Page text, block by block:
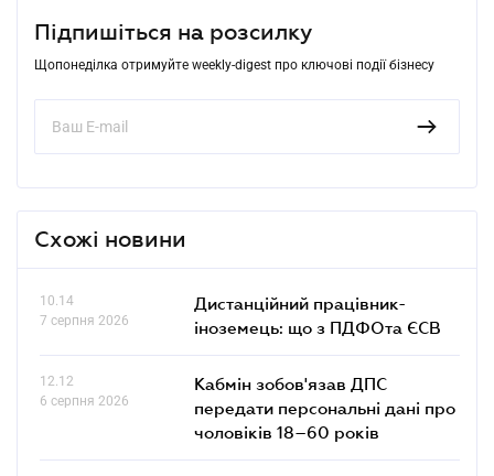
Підпишіться на розсилку
Щопонеділка отримуйте weekly-digest про ключові події бізнесу
Схожі новини
10.14
7 серпня 2026
Дистанційний працівник-
іноземець: що з ПДФОта ЄСВ
12.12
6 серпня 2026
Кабмін зобов'язав ДПС
передати персональні дані про
чоловіків 18–60 років